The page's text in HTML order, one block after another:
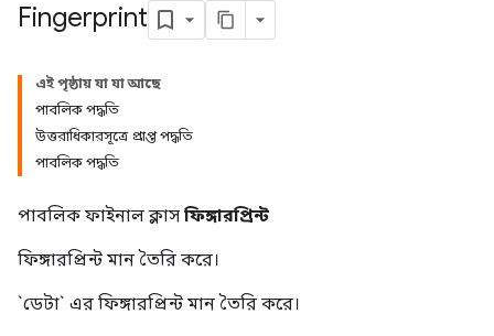
Fingerprint
এই পৃষ্ঠায় যা যা আছে
পাবলিক পদ্ধতি
উত্তরাধিকারসূত্রে প্রাপ্ত পদ্ধতি
পাবলিক পদ্ধতি
পাবলিক ফাইনাল ক্লাস ফিঙ্গারপ্রিন্ট
ফিঙ্গারপ্রিন্ট মান তৈরি করে।
`ডেটা` এর ফিঙ্গারপ্রিন্ট মান তৈরি করে।